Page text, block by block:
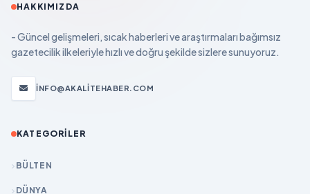
HAKKIMIZDA
- Güncel gelişmeleri, sıcak haberleri ve araştırmaları bağımsız
gazetecilik ilkeleriyle hızlı ve doğru şekilde sizlere sunuyoruz.
INFO@AKALITEHABER.COM
KATEGORILER
BÜLTEN
DÜNYA